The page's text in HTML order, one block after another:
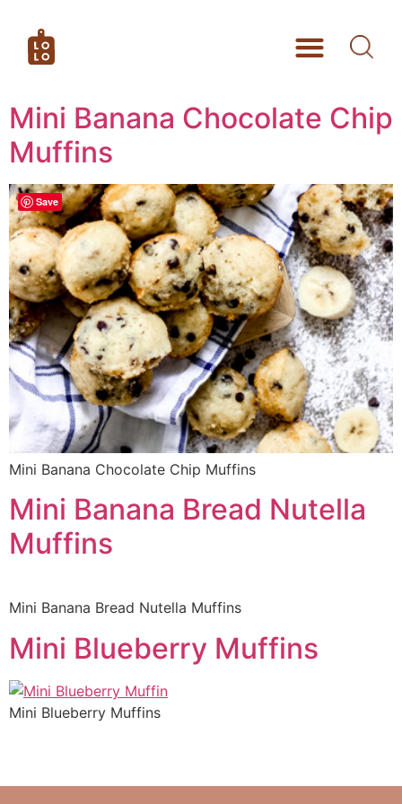
Mini Banana Chocolate Chip
Muffins
Mini Banana Chocolate Chip Muffins
Mini Banana Bread Nutella
Muffins
Mini Banana Bread Nutella Muffins
Mini Blueberry Muffins
Mini Blueberry Muffins
Save